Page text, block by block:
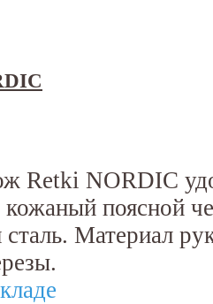
Retki NORDIC
поясной
Материал